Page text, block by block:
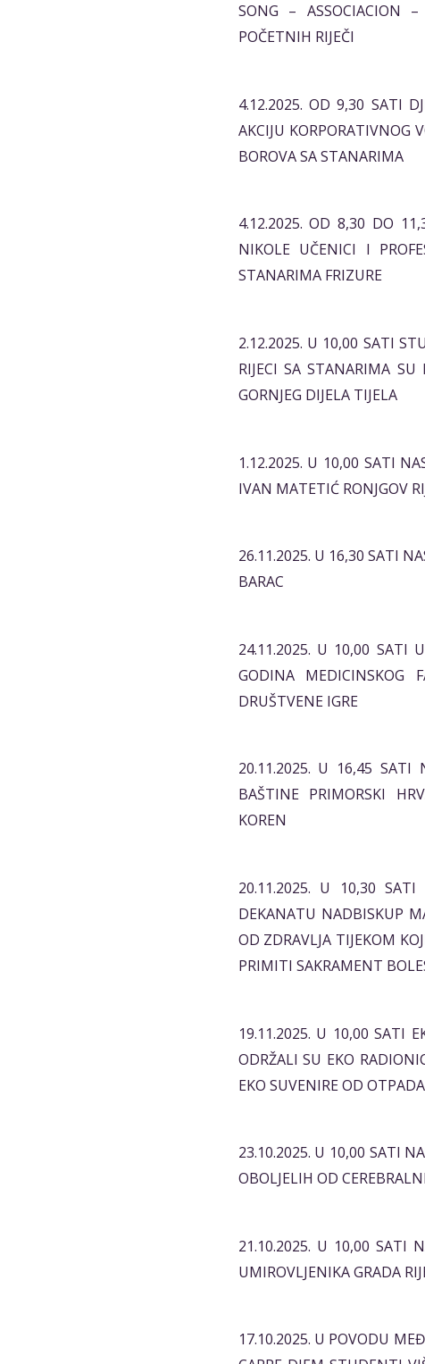
SONG – ASSOCIACION
POČETNIH RIJEČI
4.12.2025. OD 9,30 SATI
AKCIJU KORPORATIVNOG
BOROVA SA STANARIMA
4.12.2025. OD 8,30 DO
NIKOLE UČENICI I
STANARIMA FRIZURE
2.12.2025. U 10,00 SATI
RIJECI SA STANARIMA
GORNJEG DIJELA TIJELA
1.12.2025. U 10,00 SATI
IVAN MATETIĆ RONJGOV
26.11.2025. U 16,30 SATI
BARAC
24.11.2025. U 10,00 SATI
GODINA MEDICINSKOG
DRUŠTVENE IGRE
20.11.2025. U 16,45 SATI
BAŠTINE PRIMORSKI
KOREN
20.11.2025. U 10,30 SATI
DEKANATU NADBISKUP
OD ZDRAVLJA TIJEKOM
PRIMITI SAKRAMENT
19.11.2025. U 10,00 SATI
ODRŽALI SU EKO
EKO SUVENIRE OD
23.10.2025. U 10,00 SATI
OBOLJELIH OD
21.10.2025. U 10,00 SATI
UMIROVLJENIKA GRADA
17.10.2025. U POVODU